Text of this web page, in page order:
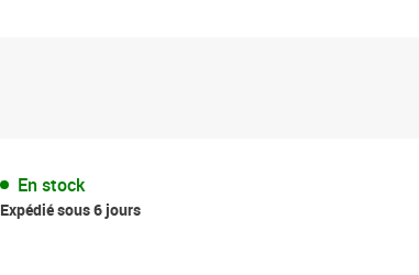
En stock
Expédié sous 6 jours